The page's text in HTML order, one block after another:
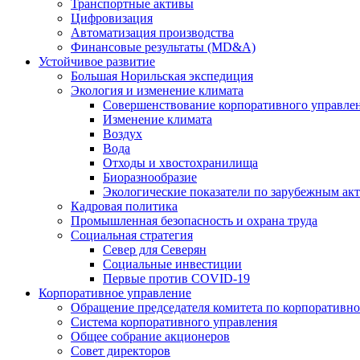
Транспортные активы
Цифровизация
Автоматизация производства
Финансовые результаты (MD&A)
Устойчивое развитие
Большая Норильская экспедиция
Экология и изменение климата
Совершенствование корпоративного
Изменение климата
Воздух
Вода
Отходы и хвостохранилища
Биоразнообразие
Экологические показатели по зарубежным
Кадровая политика
Промышленная безопасность и охрана труда
Социальная стратегия
Север для Северян
Социальные инвестиции
Первые против COVID‑19
Корпоративное управление
Обращение председателя комитета по
Система корпоративного управления
Общее собрание акционеров
Совет директоров